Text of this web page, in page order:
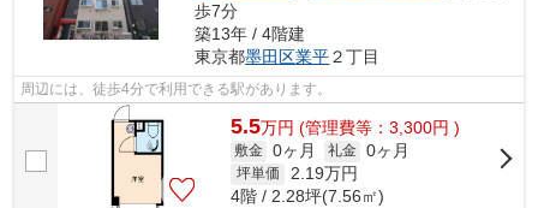
歩7分
築13年 / 4階建
東京都墨田区業平２丁目
周辺には、徒歩4分で利用できる駅があります。
5.5万円 (管理費等：3,300円 )
敷金 0ヶ月 礼金 0ヶ月
坪単価 2.19万円
4階 / 2.28坪(7.56㎡)